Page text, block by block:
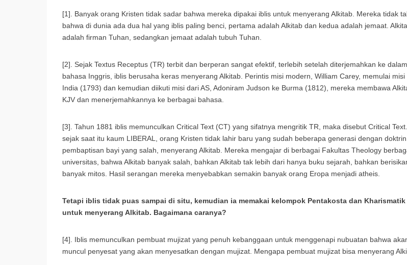
[1]. Banyak orang Kristen tidak sadar bahwa mereka dipakai iblis untuk menyerang Alkitab. Mereka tidak
bahwa di dunia ada dua hal yang iblis paling benci, pertama adalah Alkitab dan kedua adalah jemaat.
adalah firman Tuhan, sedangkan jemaat adalah tubuh Tuhan.
[2]. Sejak Textus Receptus (TR) terbit dan berperan sangat efektif, terlebih setelah diterjemahkan ke dalam
bahasa Inggris, iblis berusaha keras menyerang Alkitab. Perintis misi modern, William Carey, memulai misi
India (1793) dan kemudian diikuti misi dari AS, Adoniram Judson ke Burma (1812), mereka membawa
KJV dan menerjemahkannya ke berbagai bahasa.
[3]. Tahun 1881 iblis memunculkan Critical Text (CT) yang sifatnya mengritik TR, maka disebut Critical
sejak saat itu kaum LIBERAL, orang Kristen tidak lahir baru yang sudah beberapa generasi dengan doktrin
pembaptisan bayi yang salah, menyerang Alkitab. Mereka mengajar di berbagai Fakultas Theology
universitas, bahwa Alkitab banyak salah, bahkan Alkitab tak lebih dari hanya buku sejarah, bahkan
banyak mitos. Hasil serangan mereka menyebabkan semakin banyak orang Eropa menjadi atheis.
Tetapi iblis tidak puas sampai di situ, kemudian ia memakai kelompok Pentakosta dan Kharismatik
untuk menyerang Alkitab. Bagaimana caranya?
[4]. Iblis memunculkan pembuat mujizat yang penuh kebanggaan untuk menggenapi nubuatan bahwa
muncul penyesat yang akan menyesatkan dengan mujizat. Mengapa pembuat mujizat bisa menyerang